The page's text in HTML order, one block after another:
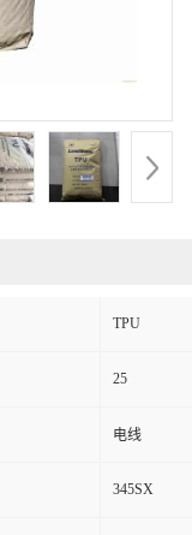
TPU
25
电线
345SX